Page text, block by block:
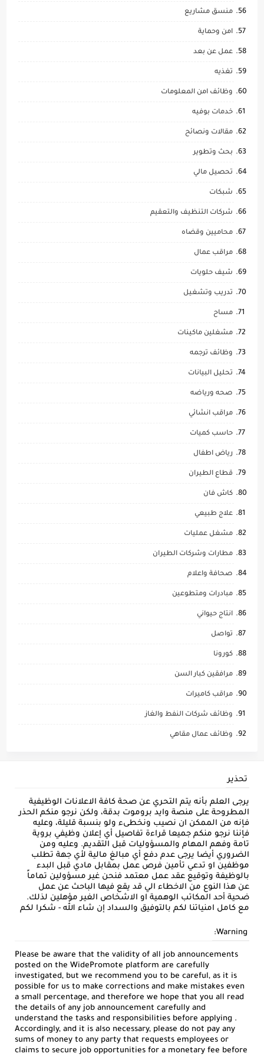
منسق مشاريع
امن وحماية
عمل عن بعد
تغذيه
وظائف امن المعلومات
خدمات بوفيه
مقالات ونصائح
بحث وتطوير
تحصيل مالي
شبكات
شركات التنظيف والتعقيم
محاميين وقضاه
مراقب عمال
شيف حلويات
تدريب وتشغيل
مساح
مشغلين ماكينات
وظائف ترجمه
تحليل البيانات
صحه ورياضه
مراقب انشائي
حاسب كميات
رياض اطفال
قطاع الطيران
كاش فان
علاج طبيعي
مشغل عمليات
مطارات وشركات الطيران
صحافة واعلام
مبادرات ومتطوعين
انتاج حيواني
تواصل
كورونا
مرافقين كبار السن
مراقب كاميرات
وظائف شركات النفط والغاز
وظائف عمال مقاهي
تحذير
يرجى العلم بأنه يتم التحري عن صحة كافة الاعلانات الوظيفية
المطروحة على منصة وايد بروموت بدقة، ولكن نرجو منكم الحذر
فإنه من الممكن ان نصيب ونخطىء ولو بنسبة قليلة، وعليه
فإننا نرجو منكم جميعا قراءة تفاصيل أي إعلان وظيفي بروية
تامة وفهم المهام والمسؤوليات قبل التقديم. وعليه ومن
الضروري أيضا يرجى عدم دفع أي مبالغ مالية لأي جهة تطلب
موظفين او تدعي تأمين فرص عمل بمقابل مادي قبل البدء
بالوظيفة وتوقيع عقد عمل معتمد فنحن غير مسؤولين تماماً
عن هذا النوع من الاخطاء الي قد يقع فيها الباحث عن عمل
ضحية أحد المكاتب الوهمية او الاشخاص الغير مؤهلين لذلك.
مع كامل امنياتنا لكم بالتوفيق والسداد إن شاء الله - شكرا لكم
Warning:
Please be aware that the validity of all job announcements
posted on the WidePromote platform are carefully
investigated, but we recommend you to be careful, as it is
possible for us to make corrections and make mistakes even
a small percentage, and therefore we hope that you all read
the details of any job announcement carefully and
understand the tasks and responsibilities before applying .
Accordingly, and it is also necessary, please do not pay any
sums of money to any party that requests employees or
claims to secure job opportunities for a monetary fee before